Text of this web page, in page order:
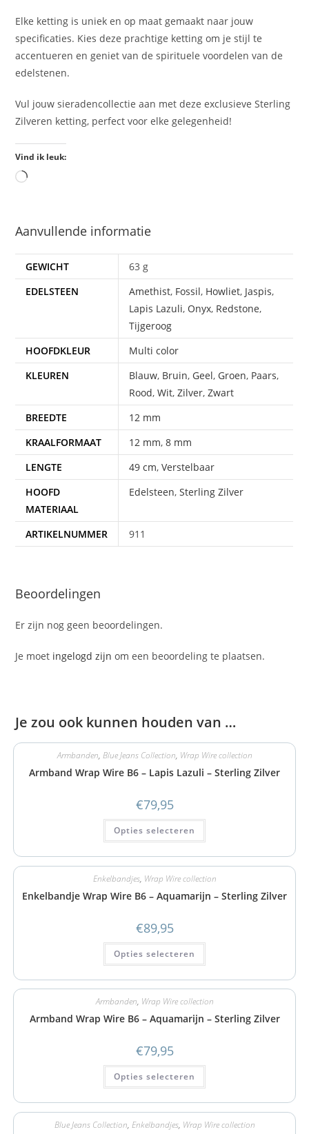
Elke ketting is uniek en op maat gemaakt naar jouw
specificaties. Kies deze prachtige ketting om je stijl te
accentueren en geniet van de spirituele voordelen van de
edelstenen.
Vul jouw sieradencollectie aan met deze exclusieve Sterling
Zilveren ketting, perfect voor elke gelegenheid!
Vind ik leuk:
Aanvullende informatie
GEWICHT
63 g
EDELSTEEN
Amethist, Fossil, Howliet, Jaspis,
Lapis Lazuli, Onyx, Redstone,
Tijgeroog
HOOFDKLEUR
Multi color
KLEUREN
Blauw, Bruin, Geel, Groen, Paars,
Rood,Wit,Zilver,Zwart
BREEDTE
12 mm
KRAALFORMAAT
12 mm,8 mm
LENGTE
49 cm,Verstelbaar
HOOFD
MATERIAAL
Edelsteen,Sterling Zilver
ARTIKELNUMMER 911
Beoordelingen
Er zijn nog geen beoordelingen.
Je moet ingelogd zijn om een beoordeling te plaatsen.
Je zou ook kunnen houden van …
Armbanden, Blue Jeans Collection, Wrap Wire collection
Armband Wrap Wire B6 – Lapis Lazuli – Sterling Zilver
€79,95
Opties selecteren
Enkelbandjes, Wrap Wire collection
Enkelbandje Wrap Wire B6 – Aquamarijn – Sterling Zilver
€89,95
Opties selecteren
Armbanden, Wrap Wire collection
Armband Wrap Wire B6 – Aquamarijn – Sterling Zilver
€79,95
Opties selecteren
Blue Jeans Collection, Enkelbandjes, Wrap Wire collection